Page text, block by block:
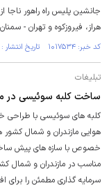
جانشین پلیس راه راهور
هراز، فیروزکوه و تهران - سمنان -
کد خبر: ۱۰۱۷۵۳۴ تاریخ انتشار : ۱۴۰۴/۰۷/۱۷
تبلیغات
ساخت کلبه سوئیسی در
کلبه های سوئیسی با
هوایی مازندران و شمال
خصوص با سازه های پیش
مناسب در مازندران و شمال
سرمایه گذاری مطمئن را برای